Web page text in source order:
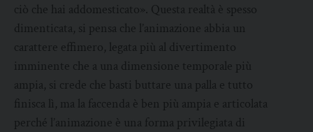
ciò che hai addomesticato». Questa realtà è spesso
dimenticata, si pensa che l’animazione abbia un
carattere effimero, legata più al divertimento
imminente che a una dimensione temporale più
ampia, si crede che basti buttare una palla e tutto
finisca lì, ma la faccenda è ben più ampia e articolata
perché l’animazione è una forma privilegiata di